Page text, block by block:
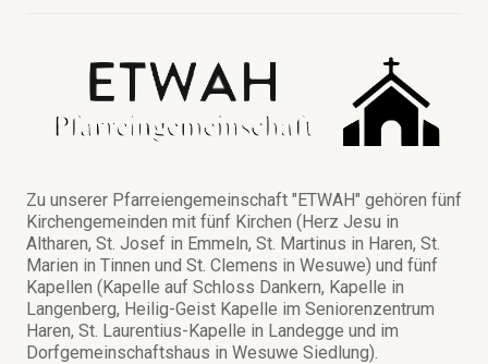
Zu unserer Pfarreiengemeinschaft "ETWAH" gehören fünf
Kirchengemeinden mit fünf Kirchen (Herz Jesu in
Altharen, St. Josef in Emmeln, St. Martinus in Haren, St.
Marien in Tinnen und St. Clemens in Wesuwe) und fünf
Kapellen (Kapelle auf Schloss Dankern, Kapelle in
Langenberg, Heilig-Geist Kapelle im Seniorenzentrum
Haren, St. Laurentius-Kapelle in Landegge und im
Dorfgemeinschaftshaus in Wesuwe Siedlung).